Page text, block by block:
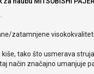
zatamnjene
kiše, tako što usmerava
način značajno umanjuje